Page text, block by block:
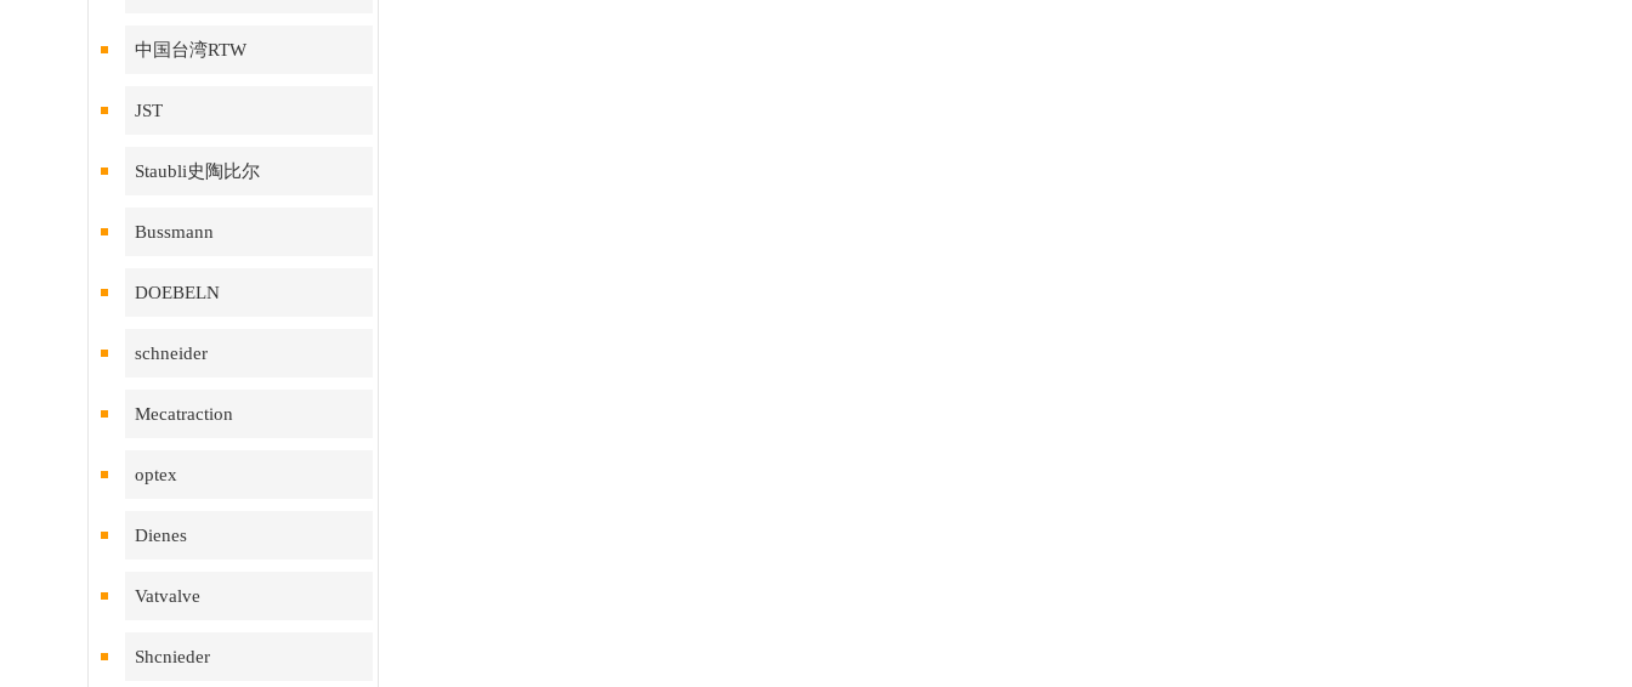
中国台湾RTW
JST
Staubli史陶比尔
Bussmann
DOEBELN
schneider
Mecatraction
optex
Dienes
Vatvalve
Shcnieder